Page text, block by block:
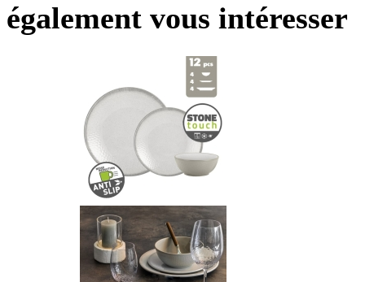
également vous intéresser